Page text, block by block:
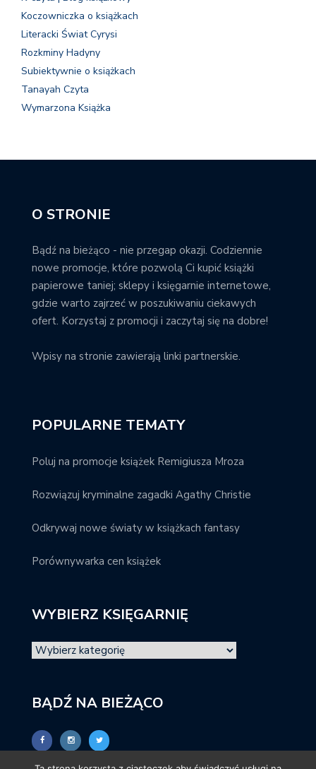
Koczowniczka o książkach
Literacki Świat Cyrysi
Rozkminy Hadyny
Subiektywnie o książkach
Tanayah Czyta
Wymarzona Książka
O STRONIE
Bądź na bieżąco - nie przegap okazji. Codziennie
nowe promocje, które pozwolą Ci kupić książki
papierowe taniej; sklepy i księgarnie internetowe,
gdzie warto zajrzeć w poszukiwaniu ciekawych
ofert. Korzystaj z promocji i zaczytaj się na dobre!
Wpisy na stronie zawierają linki partnerskie.
POPULARNE TEMATY
Poluj na promocje książek Remigiusza Mroza
Rozwiązuj kryminalne zagadki Agathy Christie
Odkrywaj nowe światy w książkach fantasy
Porównywarka cen książek
WYBIERZ KSIĘGARNIĘ
BĄDŹ NA BIEŻĄCO